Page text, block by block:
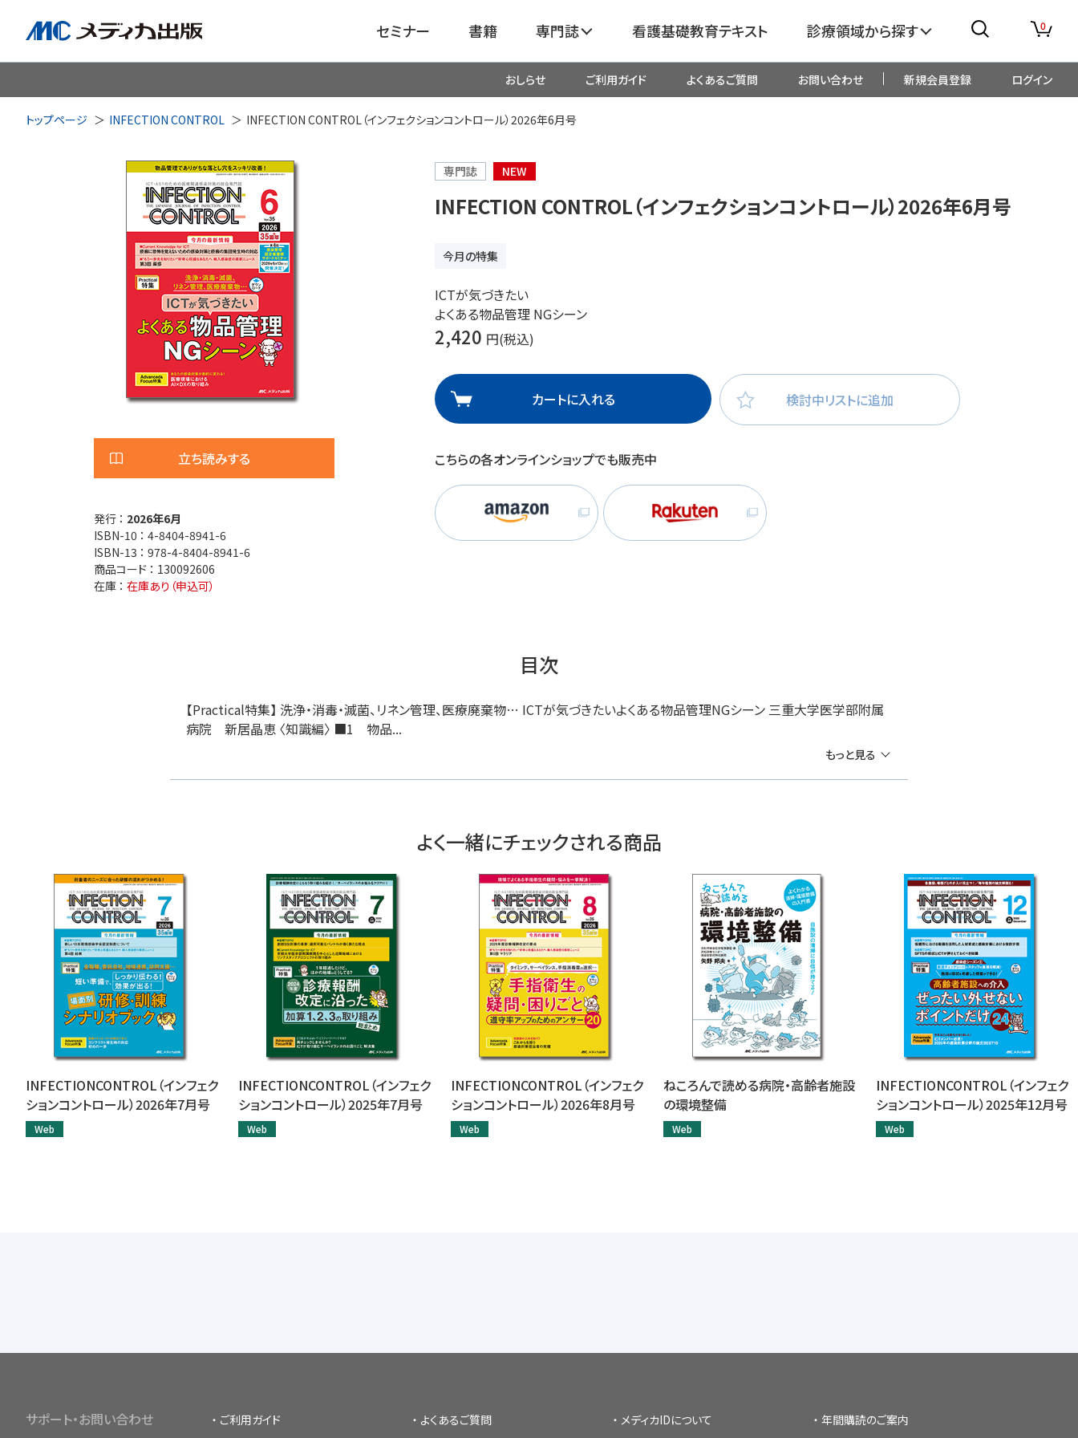
セミナー 書籍 専門誌
看護
医学
栄養
看護基礎教育テキスト 診療領域から探す
脳神経 循環器 心臓血管 呼吸器
透析・腎臓・血液浄化 がん 化学療法・放射線治療・緩和ケア
耳鼻咽喉科 新生児・小児 精神科・心療内科
手術室・麻酔
感染管理・感染症
医療安全 在宅医療・看護 高齢者看護
退院調整・地域医療連携 高齢者介護
0
おしらせ ご利用ガイド よくあるご質問 お問い合わせ 新規会員登録 ログイン
トップページ INFECTION CONTROL INFECTION CONTROL（インフェクションコントロール）2026年6月号
立ち読みする
発行 ： 2026年6月
ISBN-10 ： 4-8404-8941-6
ISBN-13 ： 978-4-8404-8941-6
商品コード ： 130092606
在庫 ： 在庫あり（申込可）
専門誌 NEW
INFECTION CONTROL（インフェクションコントロール）2026年6月号
今月の特集
ICTが気づきたい
よくある物品管理 NGシーン
2,420 円(税込)
カートに入れる 検討中リストに追加
こちらの各オンラインショップでも販売中
目次
【Practical特集】 洗浄・消毒・滅菌、リネン管理、医療廃棄物… ICTが気づきたいよくある物品管理NGシーン 三重大学医学部附属
病院 新居晶恵 〈知識編〉 ■1 物品...
もっと見る
よく一緒にチェックされる商品
INFECTIONCONTROL（インフェク
ションコントロール）2026年7月号
Web
INFECTIONCONTROL（インフェク
ションコントロール）2025年7月号
Web
INFECTIONCONTROL（インフェク
ションコントロール）2026年8月号
Web
ねころんで読める病院・高齢者施設
の環境整備
Web
INFECTIONCONTROL（インフェク
ションコントロール）2025年12月号
Web
サポート・お問い合わせ ご利用ガイド よくあるご質問 メディカIDについて 年間購読のご案内